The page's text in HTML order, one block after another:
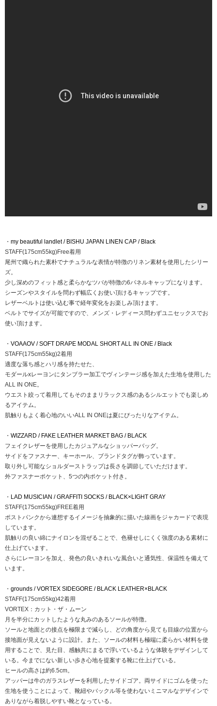
・ my beautiful landlet / BISHU JAPAN LINEN CAP / Black
STAFF(175cm55kg)Free着用
尾州で織られた素朴でナチュラルな表情が特徴のリネン素材を使用したシリー
ズ。
少し深めのフィット感と柔らかなツバが特徴の6パネルキャップになります。
シーズンやスタイルを問わず幅広くお使い頂けるキャップです。
レザーベルトは使い込む事で経年変化をお楽しみ頂けます。
ベルトでサイズが可能ですので、メンズ・レディース問わずユニセックスでお
使い頂けます。
・ VOAAOV / SOFT DRAPE MODAL SHORT ALL IN ONE / Black
STAFF(175cm55kg)2着用
適度な落ち感とハリ感を持たせた、
モダールxレーヨンにタンブラー加工でヴィンテージ感を加えた生地を使用した
ALL IN ONE。
ウエスト絞って着用してもそのままリラックス感のあるシルエットでも楽しめ
るアイテム。
肌触りもよく着心地のいいALL IN ONEは夏にぴったりなアイテム。
・ WIZZARD / FAKE LEATHER MARKET BAG / BLACK
フェイクレザーを使用したカジュアルなショッパーバッグ。
サイドをファスナー、キーホール、ブランドタグが飾っています。
取り外し可能なショルダーストラップは長さを調節していただけます。
外ファスナーポケット、5つの内ポケット付き。
・ LAD MUSICIAN / GRAFFITI SOCKS / BLACK×LIGHT GRAY
STAFF(175cm55kg)FREE着用
ポストパンクから連想するイメージを抽象的に描いた線画をジャカードで表現
しています。
肌触りの良い綿にナイロンを混ぜることで、色褪せしにくく強度のある素材に
仕上げています。
さらにレーヨンを加え、発色の良いきれいな風合いと通気性、保温性を備えて
います。
・ grounds / VORTEX SIDEGORE / BLACK LEATHER×BLACK
STAFF(175cm55kg)42着用
VORTEX：カット・ザ・ムーン
月を半分にカットしたような丸みのあるソールが特徴。
ソールと地面との接点を極限まで減らし、どの角度から見ても目線の位置から
接地面が見えないように設計。また、ソールの材料も極端に柔らかい材料を使
用することで、見た目、感触共にまるで浮いているような体験をデザインして
いる。今までにない新しい歩き心地を提案する靴に仕上げている。
ヒールの高さは約6.5cm。
アッパーは牛のガラスレザーを利用したサイドゴア。両サイドにゴムを使った
生地を使うことによって、靴紐やバックル等を使わないミニマルなデザインで
ありながら着脱しやすい靴となっている。